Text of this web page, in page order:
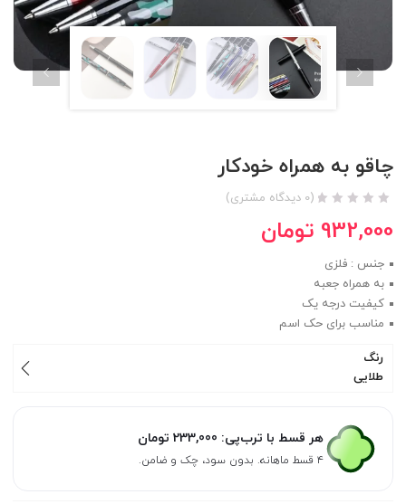
چاقو به همراه خودکار
(
0 دیدگاه مشتری)
932,000 تومان
جنس : فلزی
به همراه جعبه
کیفیت درجه یک
مناسب برای حک اسم
رنگ
طلایی
هر قسط با ترب‌پی: 233,000 تومان
۴ قسط ماهانه. بدون سود، چک و ضامن.